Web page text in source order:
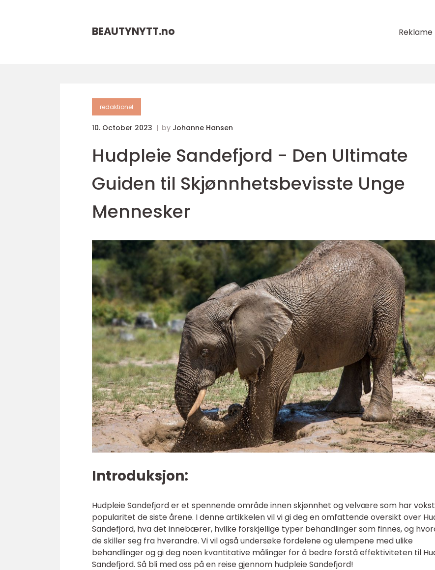
BEAUTYNYTT.no Reklame
redaktionel
10. October 2023 by Johanne Hansen
Hudpleie Sandefjord - Den Ultimate
Guiden til Skjønnhetsbevisste Unge
Mennesker
Introduksjon:
Hudpleie Sandefjord er et spennende område innen skjønnhet og velvære som har
popularitet de siste årene. I denne artikkelen vil vi gi deg en omfattende oversikt over
Sandefjord, hva det innebærer, hvilke forskjellige typer behandlinger som finnes, og
de skiller seg fra hverandre. Vi vil også undersøke fordelene og ulempene med ulike
behandlinger og gi deg noen kvantitative målinger for å bedre forstå effektiviteten til
Sandefjord. Så bli med oss på en reise gjennom hudpleie Sandefjord!